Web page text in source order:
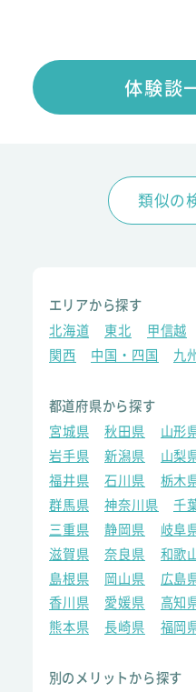
体験談
類似の
エリアから探す
北海道
東北 甲信越
関西
中国・四国 九
都道府県から探す
宮城県
秋田県 山形
岩手県
新潟県 山梨
福井県
石川県 栃木
群馬県
神奈川県 千
三重県
静岡県 岐阜
滋賀県
奈良県 和歌
島根県
岡山県 広島
香川県
愛媛県 高知
熊本県
長崎県 福岡
別のメリットから探す